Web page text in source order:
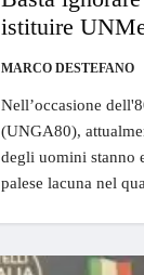
istituire
MARCO DESTEFANO
Nell’occasione
(UNGA80),
degli uomini stanno
palese lacuna nel